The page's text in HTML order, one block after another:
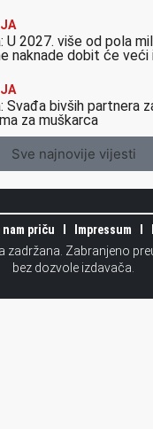
U 2027. više od pola
naknade dobit će veći
Svađa bivših partnera
za muškarca
Sve najnovije vijesti
priču Impressum
zadržana. Zabranjeno
bez dozvole izdavača.